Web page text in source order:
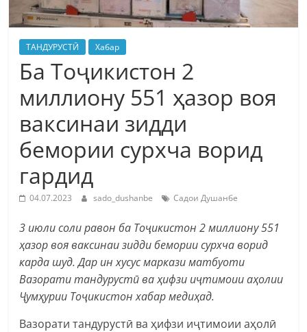
ТАНДУРУСТӢ Хабар
Ба Тоҷикистон 2
миллиону 551 ҳазор воя
ваксинаи зидди
бемории сурхча ворид
гардид
04.07.2023 sado_dushanbe Садои Душанбе
3 июли соли равон ба Тоҷикистон 2 миллиону 551
ҳазор воя ваксинаи зидди бемории сурхча ворид
карда шуд. Дар ин хусус маркази матбуоти
Вазорати тандурустӣ ва ҳифзи иҷтимоии аҳолии
Ҷумҳурии Тоҷикистон хабар медиҳад.
Вазорати тандурустӣ ва ҳифзи иҷтимоии аҳолӣ